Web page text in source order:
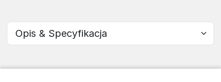
Wybierz sekcję